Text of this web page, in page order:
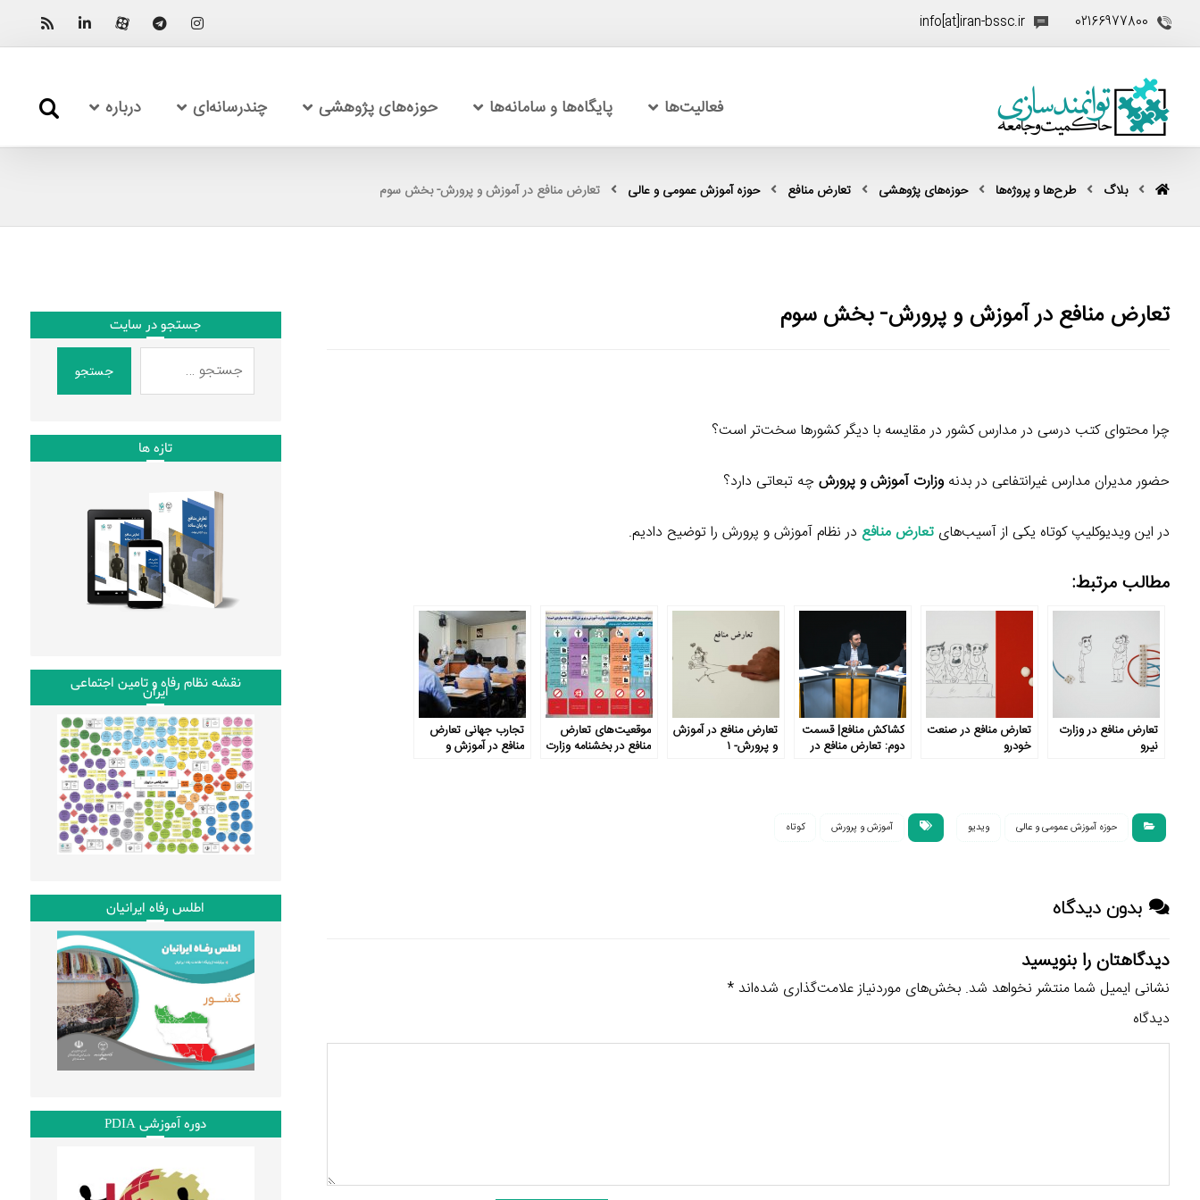
02166977800
info[at]iran-bssc.ir
فعالیت‌ها پایگاه‌ها و سامانه‌ها حوزه‌های پژوهشی چندرسانه‌ای درباره
بلاگ طرح‌ها و پروژه‌ها حوزه‌های پژوهشی تعارض منافع حوزه آموزش عمومی و عالی تعارض منافع در آموزش و پرورش- بخش سوم
تعارض منافع در آموزش و پرورش- بخش سوم
چرا محتوای کتب درسی در مدارس کشور در مقایسه با دیگر کشورها سخت‌تر است؟
حضور مدیران مدارس غیرانتفاعی در بدنهوزارت آموزش و پرورشچه تبعاتی دارد؟
در این ویدیوکلیپ کوتاه یکی از آسیب‌های تعارض منافع در نظام آموزش و پرورش را توضیح دادیم.
مطالب مرتبط:
تعارض منافع در وزارت
نیرو
تعارض منافع در صنعت
خودرو
کشاکش منافع| قسمت
دوم: تعارض منافع در
تعارض منافع در آموزش
و پرورش- ۱
موقعیت‌های تعارض
منافع در بخشنامه وزارت
تجارب جهانی تعارض
منافع در آموزش و
حوزه آموزش عمومی و عالی ویدیو آموزش و پرورش کوتاه
بدون دیدگاه
دیدگاهتان را بنویسید
نشانی ایمیل شما منتشر نخواهد شد. بخش‌های موردنیاز علامت‌گذاری شده‌اند*
دیدگاه
جستجو در سایت
جستجو
تازه ها
نقشه نظام رفاه و تامین اجتماعی
ایران
اطلس رفاه ایرانیان
دوره آموزشی PDIA